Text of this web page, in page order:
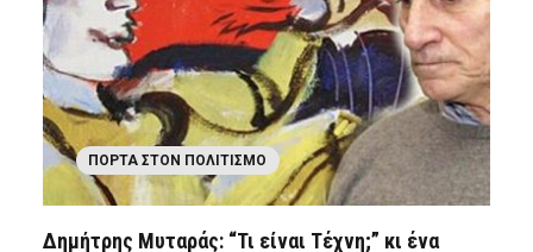
ΠΌΡΤΑ ΣΤΟΝ ΠΟΛΙΤΙΣΜΌ
Δημήτρης Μυταράς: “Τι είναι Τέχνη;” κι ένα